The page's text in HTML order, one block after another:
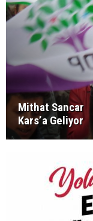
Mithat Sancar
Kars’a Geliyor